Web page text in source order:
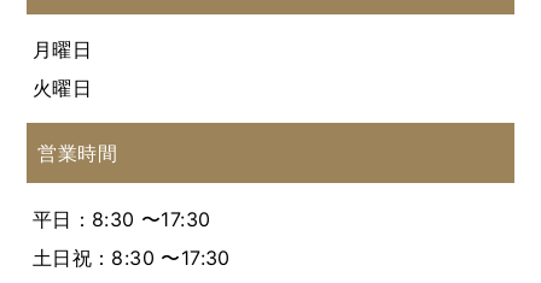
月曜日
火曜日
営業時間
平日：8:30 〜17:30
土日祝：8:30 〜17:30